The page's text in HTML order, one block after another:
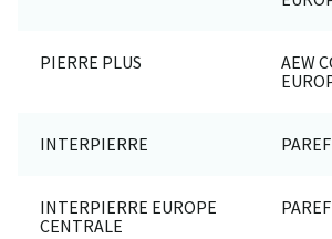
PIERRE PLUS
AEW
INTERPIERRE
INTERPIERRE EUROPE
CENTRALE